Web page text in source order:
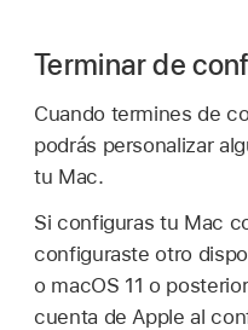
Terminar de
Cuando termines de
podrás personalizar
tu Mac.
Si configuras tu Mac
configuraste otro
o macOS 11 o
cuenta de Apple al